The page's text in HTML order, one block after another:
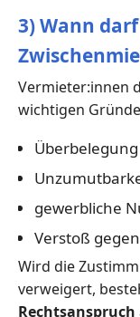
3) Wann
Vermieter:innen
wichtigen
gewerbliche
Verstoß
Wird die
verweigert,
Rechtsanspruch